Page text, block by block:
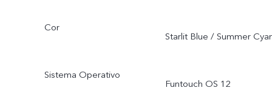
Cor
Starlit Blue / Summer
Sistema Operativo
Funtouch OS 12